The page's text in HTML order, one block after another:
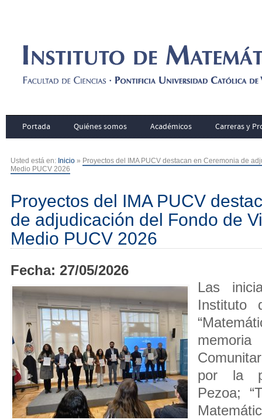
Portada Quiénes somos Académicos Carreras y
Usted está en: Inicio » Proyectos del IMA PUCV destacan en Ceremonia de
Medio PUCV 2026
Proyectos del IMA PUCV
de adjudicación del Fondo de
Medio PUCV 2026
Fecha: 27/05/2026
Las
Instituto
por la
Pezoa;